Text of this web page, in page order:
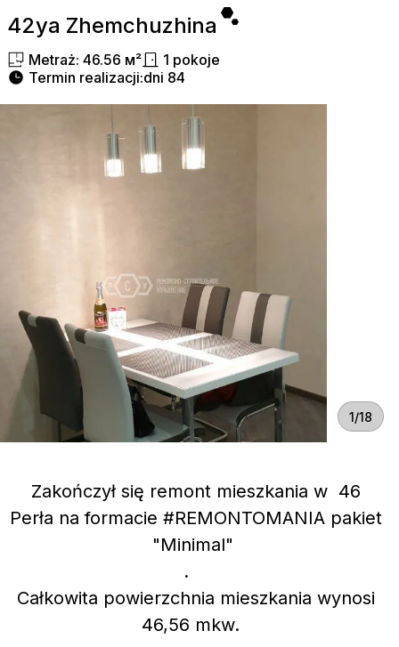
42ya Zhemchuzhina
Metraż: 46.56 м² 1 pokoje
Termin realizacji:dni 84
1/18
Zakończył się remont mieszkania w 46
Perła na formacie #REMONTOMANIA pakiet
"Minimal"
. ⠀
Całkowita powierzchnia mieszkania wynosi
46,56 mkw.